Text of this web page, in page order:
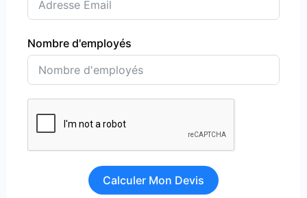
Nombre d'employés
Calculer Mon Devis